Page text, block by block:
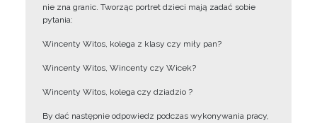
nie zna granic. Tworząc portret dzieci mają zadać sobie
pytania:
Wincenty Witos, kolega z klasy czy miły pan?
Wincenty Witos, Wincenty czy Wicek?
Wincenty Witos, kolega czy dziadzio ?
By dać następnie odpowiedz podczas wykonywania pracy,